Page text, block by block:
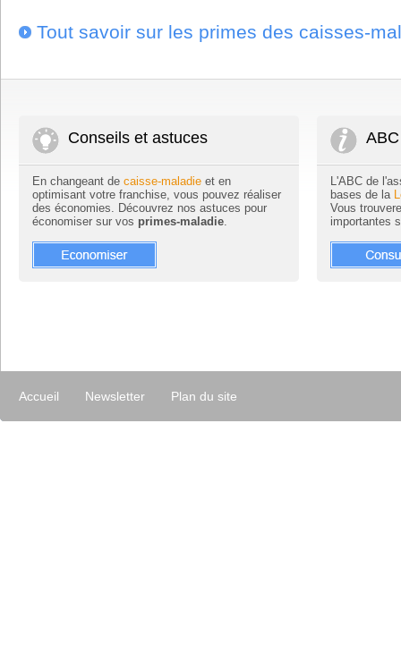
Tout savoir sur les primes des caisses-
Conseils et astuces
En changeant de caisse-maladie et en
optimisant votre franchise, vous pouvez réaliser
des économies. Découvrez nos astuces pour
économiser sur vos primes-maladie.
L'ABC de
bases de la
Vous
importantes
Accueil Newsletter Plan du site